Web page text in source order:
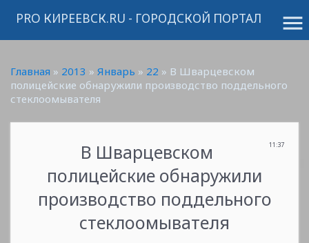
menu
PRO КИРЕЕВСК.RU - ГОРОДСКОЙ ПОРТАЛ
Главная » 2013 » Январь » 22 » В Шварцевском
полицейские обнаружили производство поддельного
стеклоомывателя
11:37
В Шварцевском
полицейские обнаружили
производство поддельного
стеклоомывателя